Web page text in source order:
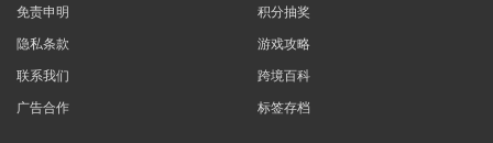
免责申明
隐私条款
联系我们
广告合作
积分抽奖
游戏攻略
跨境百科
标签存档